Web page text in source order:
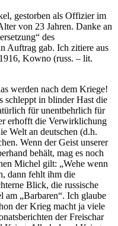
gestorben als Offizier im
von 23 Jahren. Danke an
des
Auftrag gab. Ich zitiere aus
Kowno (russ. – lit.
werden nach dem Kriege!
schleppt in blinder Hast die
für unentbehrlich für
erhofft die Verwirklichung
Welt an deutschen (d.h.
Wenn der Geist unserer
behält, mag es noch
Michel gilt: „Wehe wenn
dann fehlt ihm die
Blick, die russische
„Barbaren“. Ich glaube
der Krieg macht ja viele
der Freischar